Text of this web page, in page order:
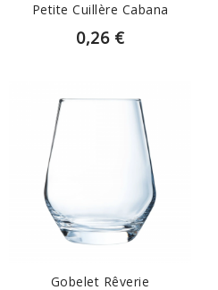
Petite Cuillère Cabana
0,26 €
Gobelet Rêverie